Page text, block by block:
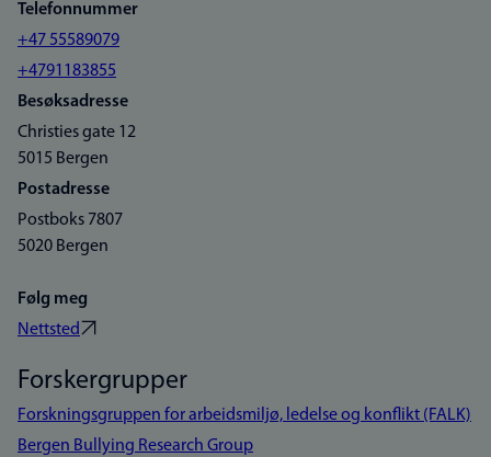
Telefonnummer
+47 55589079
+4791183855
Besøksadresse
Christies gate 12
5015 Bergen
Postadresse
Postboks 7807
5020 Bergen
Følg meg
Nettsted
Forskergrupper
Forskningsgruppen for arbeidsmiljø, ledelse og konflikt (FALK)
Bergen Bullying Research Group